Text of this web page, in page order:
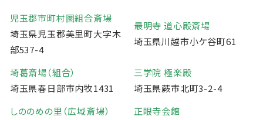
児玉郡市町村圏組合斎場
埼玉県児玉郡美里町大字木
部537-4
最明寺 道心殿斎場
埼玉県川越市小ケ谷町61
埼葛斎場（組合）
埼玉県春日部市内牧1431
三学院 極楽殿
埼玉県蕨市北町3-2-4
しののめの里（広域斎場）
正眼寺会館